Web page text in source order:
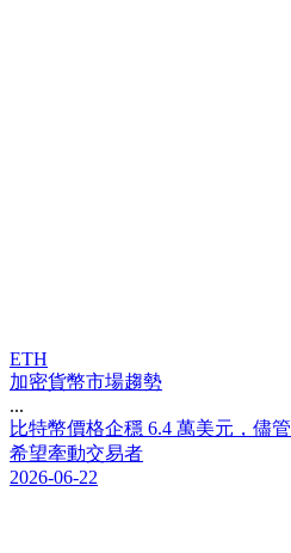
ETH
加密貨幣市場趨勢
...
比特幣價格企穩 6.4 萬美元 ， 儘管
希望牽動交易者
2026-06-22